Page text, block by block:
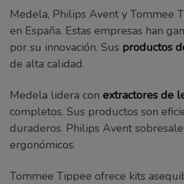
Medela, Philips Avent y Tommee
en España. Estas empresas han
por su innovación. Sus productos
de alta calidad.
Medela lidera con extractores de
completos. Sus productos son
duraderos. Philips Avent
ergonómicos.
Tommee Tippee ofrece kits